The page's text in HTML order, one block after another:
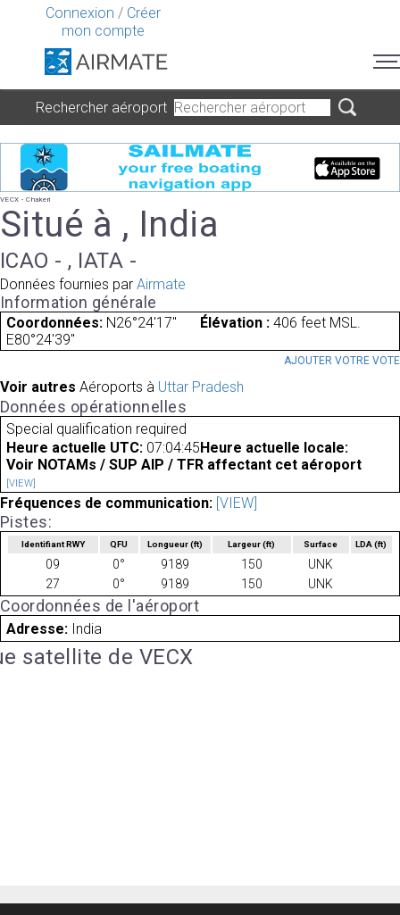
Connexion / Créer
mon compte
Rechercher aéroport
VECX - Chakeri
Situé à , India
ICAO - , IATA -
Données fournies par Airmate
Information générale
Coordonnées: N26°24'17"
E80°24'39"
Élévation : 406 feet MSL.
AJOUTER VOTRE VOTE
Voir autres Aéroports à Uttar Pradesh
Données opérationnelles
Special qualification required
Heure actuelle UTC: 07:04:45 Heure actuelle locale:
Voir NOTAMs / SUP AIP / TFR affectant cet aéroport
[VIEW]
Fréquences de communication: [VIEW]
Pistes:
Identifiant RWY QFU Longueur(ft) Largeur(ft) Surface LDA(ft)
09 0° 9189 150
UNK
27
0° 9189 150 UNK
Coordonnées de l'aéroport
Adresse: India
satellite de VECX